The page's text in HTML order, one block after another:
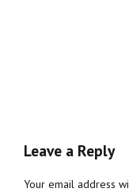
Leave a Reply
Your email address